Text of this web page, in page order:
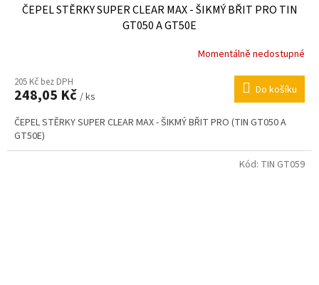
ČEPEL STĚRKY SUPER CLEAR MAX - ŠIKMÝ BŘIT PRO TIN
GT050 A GT50E
Momentálně nedostupné
205 Kč bez DPH
248,05 Kč / ks Do košíku
ČEPEL STĚRKY SUPER CLEAR MAX - ŠIKMÝ BŘIT PRO (TIN GT050 A
GT50E)
Kód: TIN GT059